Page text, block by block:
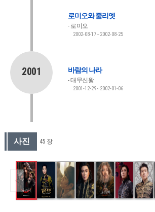
로미오와 줄리엣
로미오
2002-08-17~2002-08-25
2001 바람의 나라
대무신왕
2001-12-29~2002-01-06
사진 45 장